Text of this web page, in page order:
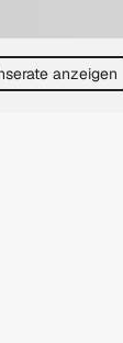
anzeigen